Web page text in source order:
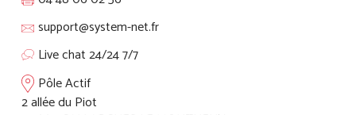
support@system-net.fr
Live chat 24/24 7/7
Pôle Actif
2 allée du Piot